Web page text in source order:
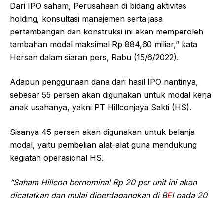
Dari IPO saham, Perusahaan di bidang aktivitas
holding, konsultasi manajemen serta jasa
pertambangan dan konstruksi ini akan memperoleh
tambahan modal maksimal Rp 884,60 miliar,” kata
Hersan dalam siaran pers, Rabu (15/6/2022).
Adapun penggunaan dana dari hasil IPO nantinya,
sebesar 55 persen akan digunakan untuk modal kerja
anak usahanya, yakni PT Hillconjaya Sakti (HS).
Sisanya 45 persen akan digunakan untuk belanja
modal, yaitu pembelian alat-alat guna mendukung
kegiatan operasional HS.
“Saham Hillcon bernominal Rp 20 per unit ini akan
dicatatkan dan mulai diperdagangkan di BEI pada 20